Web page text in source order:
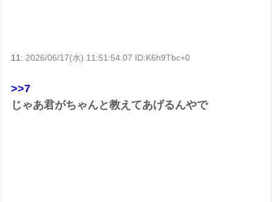
11: 2026/06/17(水) 11:51:54.07 ID:K6h9Tbc+0
>>7
じゃあ君がちゃんと教えてあげるんやで